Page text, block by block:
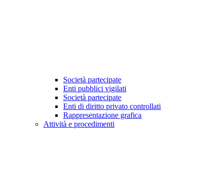
Società partecipate
Enti pubblici vigilati
Società partecipate
Enti di diritto privato controllati
Rappresentazione grafica
Attività e procedimenti